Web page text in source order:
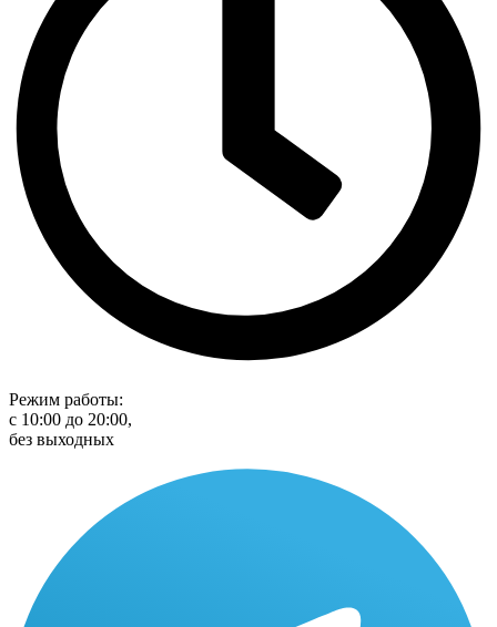
Режим работы:
с 10:00 до 20:00,
без выходных